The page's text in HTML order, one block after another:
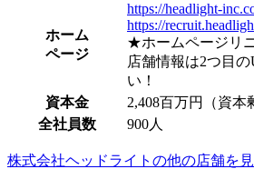
ホーム
ページ
https://headlight-
https://
★ホームページリ
店舗情報は2つ目
い！
資本金
2,408百万円（資本
全社員数
900人
株式会社ヘッドライトの他の店舗を